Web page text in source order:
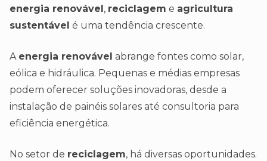
energia renovável , reciclagem e agricultura
sustentável é uma tendência crescente.
A energia renovável abrange fontes como solar,
eólica e hidráulica. Pequenas e médias empresas
podem oferecer soluções inovadoras, desde a
instalação de painéis solares até consultoria para
eficiência energética.
No setor de reciclagem, há diversas oportunidades.